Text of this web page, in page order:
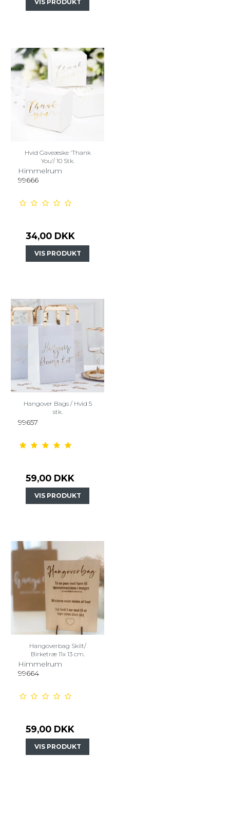
VIS PRODUKT
Hvid Gaveæske 'Thank
You'/ 10 Stk.
Himmelrum
99666
34,00 DKK
VIS PRODUKT
Hangover Bags / Hvid 5
stk.
99657
59,00 DKK
VIS PRODUKT
Hangoverbag Skilt/
Birketræ 11x 13 cm.
Himmelrum
99664
59,00 DKK
VIS PRODUKT